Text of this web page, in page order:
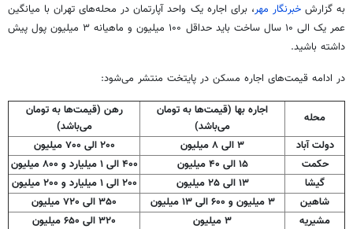
به گزارش خبرنگار مهر، برای اجاره یک واحد آپارتمان در محله‌های تهران با میانگین
عمر یک الی ۱۰ سال ساخت باید حداقل ۱۰۰ میلیون و ماهیانه ۳ میلیون پول پیش
داشته باشید.
در ادامه قیمت‌های اجاره مسکن در پایتخت منتشر می‌شود:
محله
اجاره بها (قیمت‌ها به تومان
می‌باشد)
رهن (قیمت‌ها به تومان
می‌باشد)
دولت آباد
۳ الی ۸ میلیون
۲۰۰ الی ۷۰۰ میلیون
حکمت
۱۵ الی ۴۰ میلیون
۴۰۰ الی ۱ میلیارد و ۸۰۰ میلیون
گیشا
۱۳ الی ۲۵ میلیون
۲۰۰ الی ۱ میلیارد و ۲۰۰ میلیون
شاهین
۳ میلیون و ۶۰۰ الی ۱۳ میلیون
۳۵۰ الی ۷۲۰ میلیون
مشیریه
۳ میلیون
۳۲۰ الی ۶۵۰ میلیون